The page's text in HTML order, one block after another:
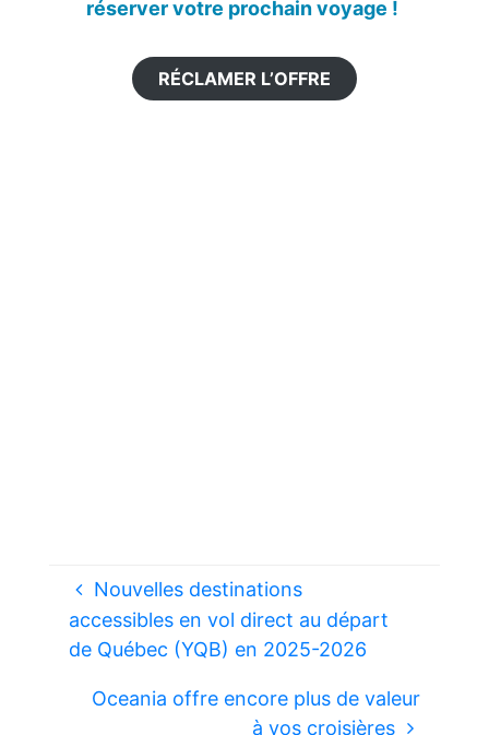
réserver votre prochain voyage !
RÉCLAMER L’OFFRE
Nouvelles destinations
accessibles en vol direct au départ
de Québec (YQB) en 2025-2026
Oceania offre encore plus de valeur
à vos croisières